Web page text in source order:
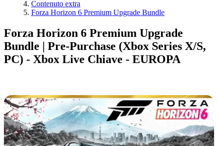
Contenuto extra
Forza Horizon 6 Premium Upgrade Bundle
Forza Horizon 6 Premium Upgrade
Bundle | Pre-Purchase (Xbox Series X/S,
PC) - Xbox Live Chiave - EUROPA